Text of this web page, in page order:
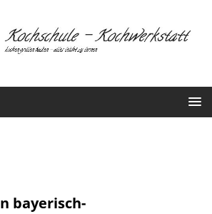
bayerisch-